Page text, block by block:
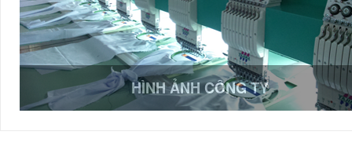
HÌNH ẢNH CÔNG TY